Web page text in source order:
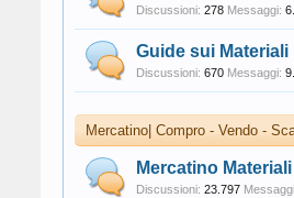
Discussioni: 278 Messaggi:
Guide sui Materiali
Discussioni: 670 Messaggi:
Mercatino| Compro - Vendo -
Mercatino Materiali
Discussioni: 23.797